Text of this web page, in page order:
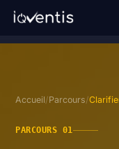
Accueil/Parcours/
PARCOURS 01